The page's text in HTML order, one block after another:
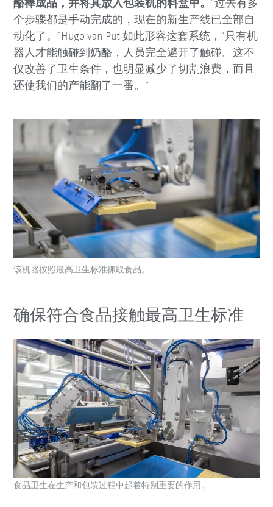
酪棒成品，并将其放入包装机的料盒中。“过去有多
个步骤都是手动完成的，现在的新生产线已全部自
动化了。”Hugo van Put 如此形容这套系统，“只有机
器人才能触碰到奶酪，人员完全避开了触碰。这不
仅改善了卫生条件，也明显减少了切割浪费，而且
还使我们的产能翻了一番。”
该机器按照最高卫生标准抓取食品。
确保符合食品接触最高卫生标准
食品卫生在生产和包装过程中起着特别重要的作用。